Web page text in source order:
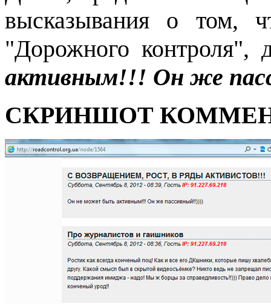
высказывания о том,
"Дорожного контроля",
активным!!! Он же
СКРИНШОТ